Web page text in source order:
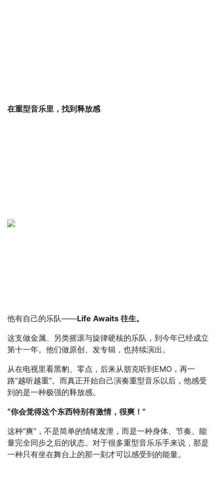
在重型音乐里，找到释放感
他有自己的乐队——Life Awaits 往生。
这支做金属、另类摇滚与旋律硬核的乐队，到今年已经成立
第十一年。他们做原创、发专辑，也持续演出。
从在电视里看黑豹、零点，后来从朋克听到EMO，再一
路“越听越重”。而真正开始自己演奏重型音乐以后，他感受
到的是一种极强的释放感。
“你会觉得这个东西特别有激情，很爽！”
这种“爽”，不是简单的情绪发泄，而是一种身体、节奏、能
量完全同步之后的状态。对于很多重型音乐乐手来说，那是
一种只有坐在舞台上的那一刻才可以感受到的能量。